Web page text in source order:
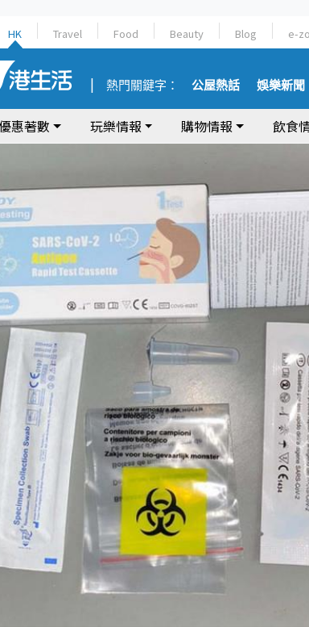
HK Travel Food Beauty Blog e-
熱門關鍵字： 公屋熱話 娛樂新聞
優惠著數 玩樂情報 購物情報 飲食